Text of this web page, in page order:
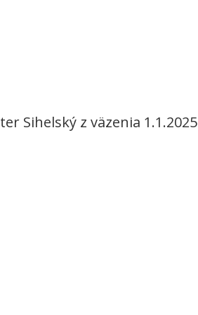
Sihelský z väzenia 1.1.2025